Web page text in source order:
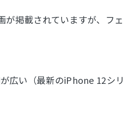
が掲載されていますが、フ
広い（最新のiPhone 12シリ